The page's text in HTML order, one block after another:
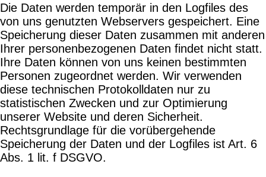
Die Daten werden temporär in den Logfiles des
von uns genutzten Webservers gespeichert. Eine
Speicherung dieser Daten zusammen mit anderen
Ihrer personenbezogenen Daten findet nicht statt.
Ihre Daten können von uns keinen bestimmten
Personen zugeordnet werden. Wir verwenden
diese technischen Protokolldaten nur zu
statistischen Zwecken und zur Optimierung
unserer Website und deren Sicherheit.
Rechtsgrundlage für die vorübergehende
Speicherung der Daten und der Logfiles ist Art. 6
Abs. 1 lit. f DSGVO.